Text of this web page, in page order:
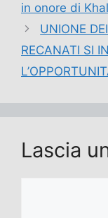
in onore di
UNIONE
RECANATI SI
Lascia